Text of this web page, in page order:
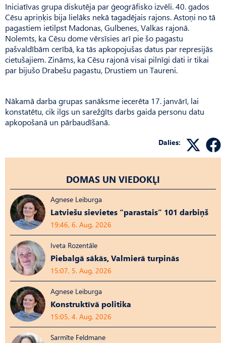
Iniciatīvas grupa diskutēja par ģeogrāfisko izvēli. 40. gados
Cēsu apriņķis bija lielāks nekā tagadējais rajons. Astoņi no tā
pagastiem ietilpst Madonas, Gulbenes, Valkas rajonā.
Nolemts, ka Cēsu dome vērsīsies arī pie šo pagastu
pašvaldībām cerībā, ka tās apkopojušas datus par represijās
cietušajiem. Zināms, ka Cēsu rajonā visai pilnīgi dati ir tikai
par bijušo Drabešu pagastu, Drustiem un Taureni.
Nākamā darba grupas sanāksme iecerēta 17. janvārī, lai
konstatētu, cik ilgs un sarežģīts darbs gaida personu datu
apkopošanā un pārbaudīšanā.
Dalies:
DOMAS UN VIEDOKĻI
Agnese Leiburga
Latviešu sievietes “parastais” 101 darbiņš
19:46, 6. Aug, 2026
Iveta Rozentāle
Piebalgā sākās, Valmierā turpinās
15:07, 5. Aug, 2026
Agnese Leiburga
Konstruktīvā politika
15:05, 4. Aug, 2026
Sarmīte Feldmane